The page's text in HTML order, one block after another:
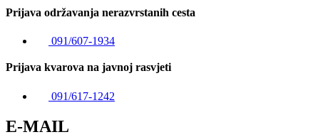
Prijava održavanja nerazvrstanih cesta
091/607-1934
Prijava kvarova na javnoj rasvjeti
091/617-1242
E-MAIL